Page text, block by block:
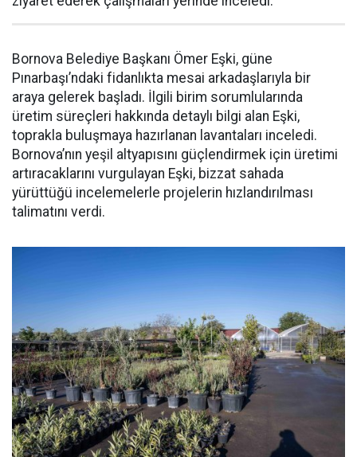
Bornova Belediye Başkanı Ömer Eşki, güne
Pınarbaşı’ndaki fidanlıkta mesai arkadaşlarıyla bir
araya gelerek başladı. İlgili birim sorumlularında
üretim süreçleri hakkında detaylı bilgi alan Eşki,
toprakla buluşmaya hazırlanan lavantaları inceledi.
Bornova’nın yeşil altyapısını güçlendirmek için üretimi
artıracaklarını vurgulayan Eşki, bizzat sahada
yürüttüğü incelemelerle projelerin hızlandırılması
talimatını verdi.